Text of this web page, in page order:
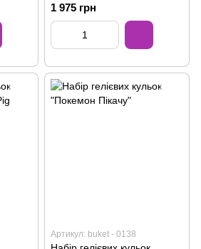
1 975 грн
Артикул: buket - 0138